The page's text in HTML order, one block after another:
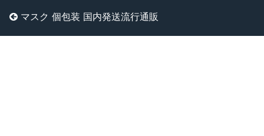
マスク 個包装 国内発送流行通販